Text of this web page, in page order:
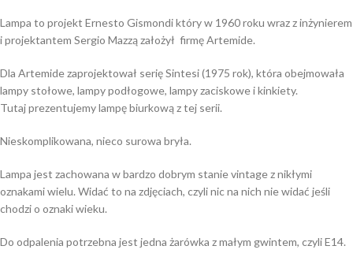
Lampa to projekt Ernesto Gismondi który w 1960 roku wraz z inżynierem
i projektantem Sergio Mazzą założył firmę Artemide.
Dla Artemide zaprojektował serię Sintesi (1975 rok), która obejmowała
lampy stołowe, lampy podłogowe, lampy zaciskowe i kinkiety.
Tutaj prezentujemy lampę biurkową z tej serii.
Nieskomplikowana, nieco surowa bryła.
Lampa jest zachowana w bardzo dobrym stanie vintage z nikłymi
oznakami wielu. Widać to na zdjęciach, czyli nic na nich nie widać jeśli
chodzi o oznaki wieku.
Do odpalenia potrzebna jest jedna żarówka z małym gwintem, czyli E14.